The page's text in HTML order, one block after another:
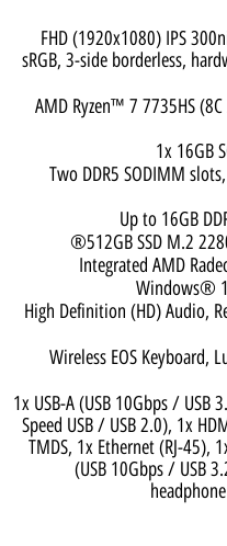
"27 FHD (1920x1080) IPS
sRGB, 3-side borderless,
AMD Ryzen™ 7 7735HS
1x 16GB
Two DDR5 SODIMM
Up to 16GB
512GB SSD M.2
Integrated AMD
Windows®
High Definition (HD) Audio,
Wireless EOS Keyboard,
1x USB-A (USB 10Gbps / USB
Speed USB / USB 2.0), 1x
TMDS, 1x Ethernet (RJ-45),
(USB 10Gbps / USB